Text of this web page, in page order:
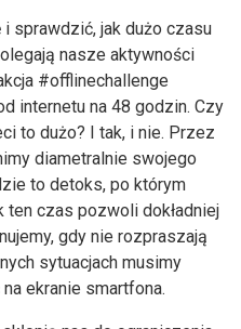
sprawdzić, jak dużo czasu
nasze aktywności
#offlinechallenge
internetu na 48 godzin. Czy
to dużo? I tak, i nie. Przez
diametralnie swojego
to detoks, po którym
czas pozwoli dokładniej
gdy nie rozpraszają
sytuacjach musimy
ekranie smartfona.